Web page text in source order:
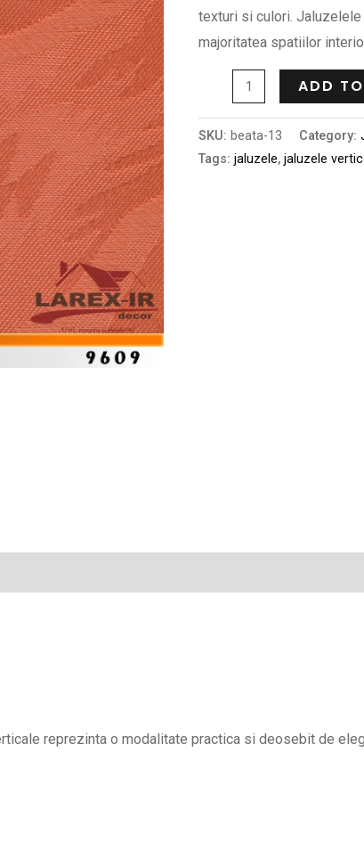
texturi si culori.
majoritatea spatiilor
ADD
SKU: beata-13 Category:
Tags:jaluzele,jaluzele
reprezinta o modalitate practica si deosebit de